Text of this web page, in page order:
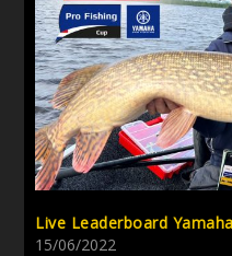
Live Leaderboard
15/06/2022